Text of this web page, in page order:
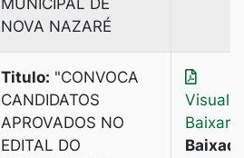
MUNICIPAL DE
NOVA NAZARÉ
Titulo: "CONVOCA
CANDIDATOS
APROVADOS NO
EDITAL DO
Baixar